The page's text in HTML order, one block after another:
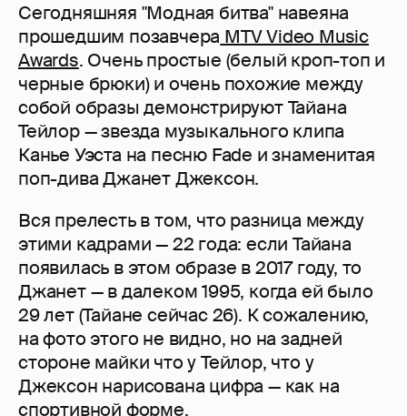
Сегодняшняя "Модная битва" навеяна
прошедшим позавчера MTV Video Music
Awards. Очень простые (белый кроп-топ и
черные брюки) и очень похожие между
собой образы демонстрируют Тайана
Тейлор — звезда музыкального клипа
Канье Уэста на песню Fade и знаменитая
поп-дива Джанет Джексон.
Вся прелесть в том, что разница между
этими кадрами — 22 года: если Тайана
появилась в этом образе в 2017 году, то
Джанет — в далеком 1995, когда ей было
29 лет (Тайане сейчас 26). К сожалению,
на фото этого не видно, но на задней
стороне майки что у Тейлор, что у
Джексон нарисована цифра — как на
спортивной форме.